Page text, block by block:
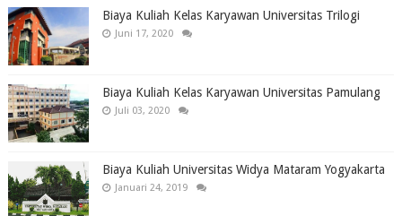
Biaya Kuliah Kelas Karyawan Universitas Trilogi
Juni 17, 2020
Biaya Kuliah Kelas Karyawan Universitas Pamulang
Juli 03, 2020
Biaya Kuliah Universitas Widya Mataram Yogyakarta
Januari 24, 2019